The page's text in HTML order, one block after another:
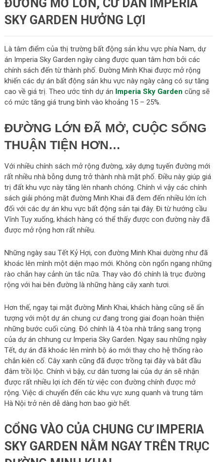
ĐƯỜNG MỞ LỚN, CƯ DÂN IMPERIA
SKY GARDEN HƯỞNG LỢI
Là tâm điểm của thị trường bất động sản khu vực phía Nam, dự
án Imperia Sky Garden ngày càng được quan tâm hơn bởi các
chính sách đến từ thành phố. Đường Minh Khai được mở rộng
khiến các dự án bất động sản khu vực này ngày càng có sự tăng
cao về giá trị. Theo ước tính dự án Imperia Sky Garden cũng sẽ
có mức tăng giá trung bình vào khoảng 15 – 25%.
ĐƯỜNG LỚN ĐÃ MỞ, CUỘC SỐNG
THUẬN TIỆN HƠN…
Với nhiều chính sách mở rộng đường, xây dựng tuyến đường mới
rất nhiều nhà bỗng dưng trở thành nhà mặt phố. Điều này giúp giá
trị đất khu vực này tăng lên nhanh chóng. Chính vì vậy các chính
sách giải phóng mặt đường Minh Khai đã đem đến nhiều lớn ích
đối với các dự án khu vực bất động sản tại đây. Đi từ hướng cầu
Vĩnh Tuy xuống, khách hàng có thể thấy được con đường này đã
được mở rộng hơn rất nhiều.
Những ngày sau Tết Kỷ Hợi, con đường Minh Khai dường như đã
khoác lên mình một diện mạo mới. Không còn ngổn ngang những
rào chắn hay cảnh ùn tắc nữa. Thay vào đó chính là trục đường
rộng với hai bên đường là những hàng cây xanh tươi.
Hơn thế, ngay tại mặt đường Minh Khai, khách hàng cũng sẽ ấn
tượng với một dự án chung cư đang trong giai đoạn hoàn thiện
những bước cuối cùng. Đó chính là 4 tòa nhà trắng sang trọng
của dự án chhung cư Imperia Sky Garden. Ngay sau những ngày
Tết, dự án đã khoác lên mình bộ áo mới thay cho hệ thống rào
chắn kiên cố. Cây xanh cũng đã được trồng tại đây và bắt đầu
đâm trồi lộc. Chính vì bậy, cư dân tương lai của dự án sẽ nhận
được rất nhiều lợi ích đến từ việc con đường chính được mở
rộng. Việc di chuyển đến các khu vực xung quanh và trung tâm
Hà Nội trở nên dễ dàng hơn bao giờ hết.
CỔNG VÀO CỦA CHUNG CƯ IMPERIA
SKY GARDEN NẰM NGAY TRÊN TRỤC